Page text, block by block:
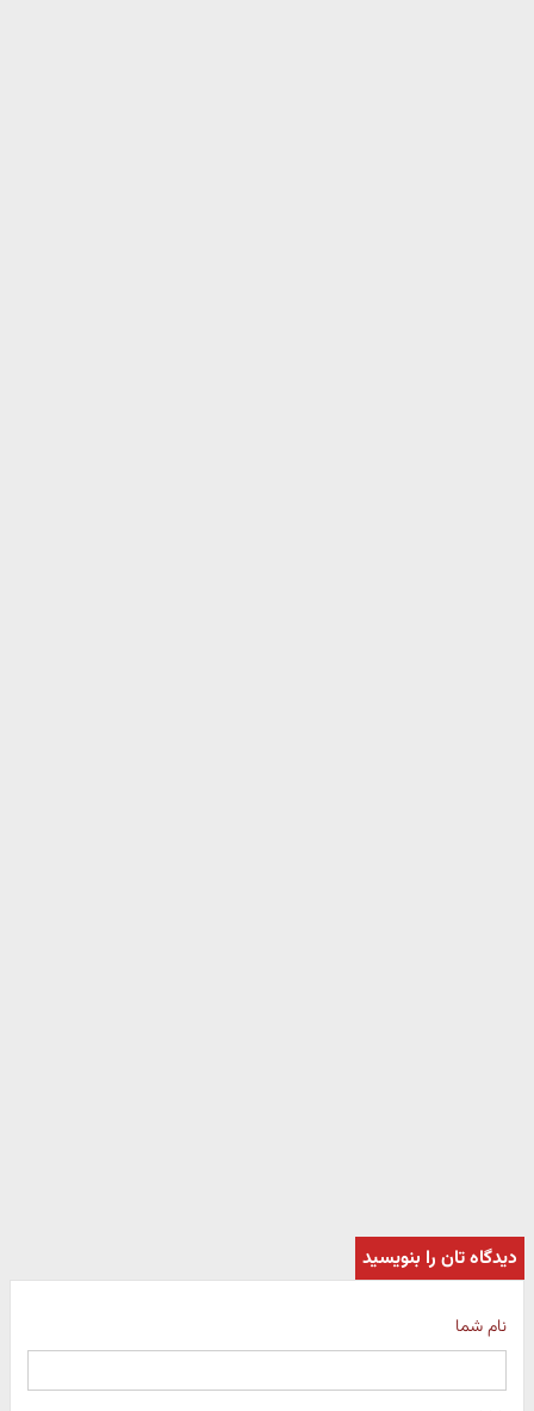
دیدگاه تان را بنویسید
نام شما